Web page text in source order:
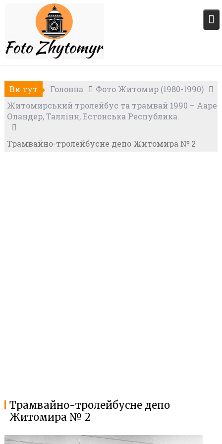
Ви тут Головна
Фото Житомир (1980-1990)
Житомирський тролейбус та трамвай 1990 – Ааре
Оландер, Таллінн, Естонська Республика.
Трамвайно-тролейбусне депо Житомира № 2
Трамвайно-тролейбусне депо
Житомира № 2